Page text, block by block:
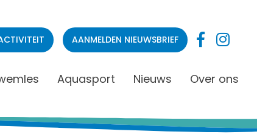
AANMELDEN NIEUWSBRIEF
Aquasport Nieuws Over ons